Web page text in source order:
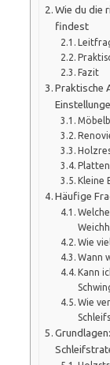
Wie du die
findest
Fazit
Praktische
Kleine
Häufige
Wie
Wann
Kann
Wie